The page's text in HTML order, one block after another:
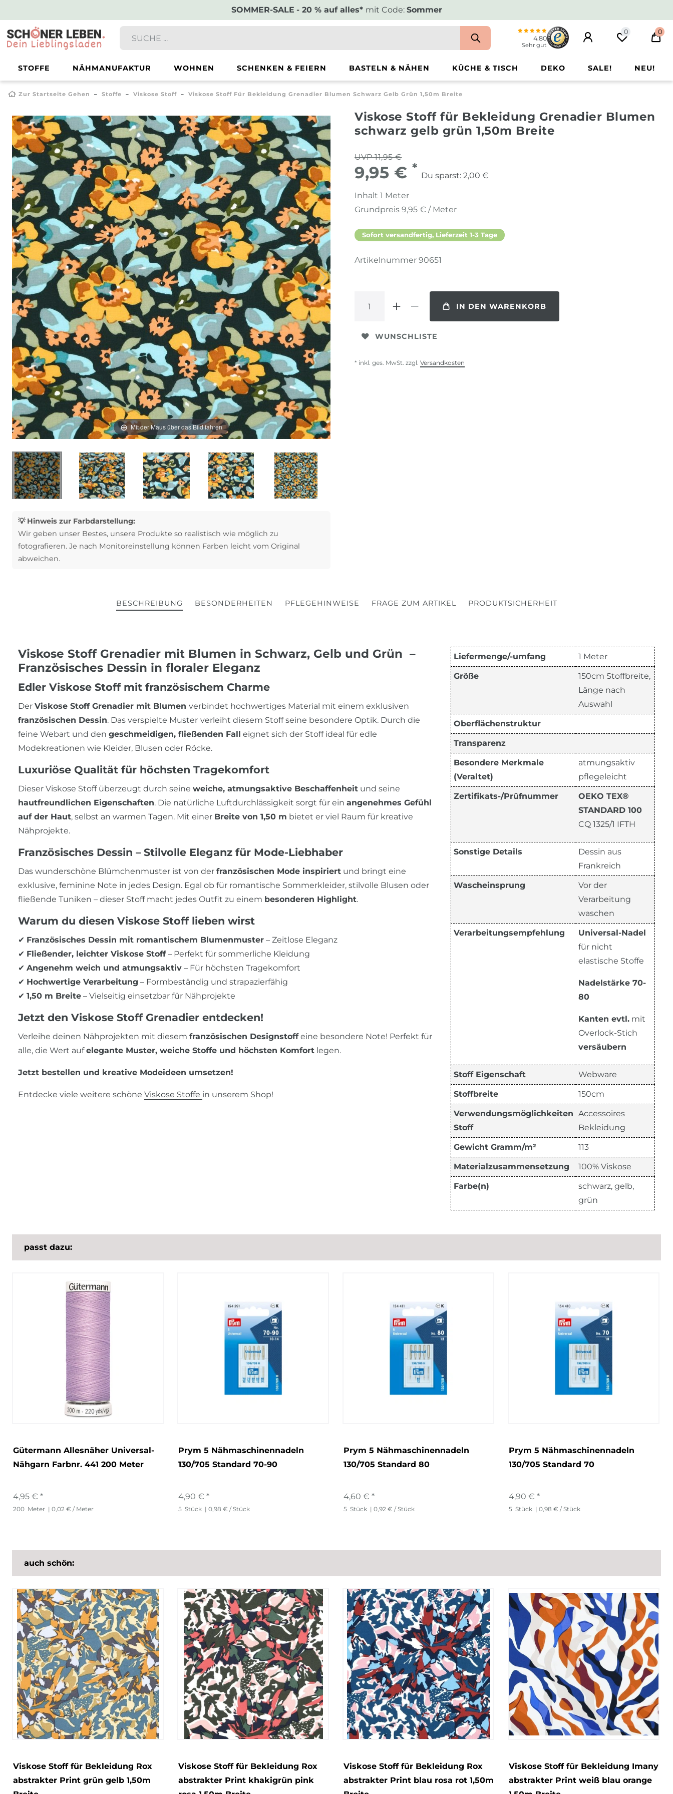
SOMMER-SALE - 20 % auf alles* mit Code: Sommer
4.80
Sehr gut
0 0
STOFFE NÄHMANUFAKTUR WOHNEN SCHENKEN & FEIERN BASTELN & NÄHEN KÜCHE & TISCH DEKO SALE! NEU!
Zur Startseite Gehen Stoffe Viskose Stoff Viskose Stoff Für Bekleidung Grenadier Blumen Schwarz Gelb Grün 1,50m Breite
Mit der Maus über das Bild fahren
💡 Hinweis zur Farbdarstellung:
Wir geben unser Bestes, unsere Produkte so realistisch wie möglich zu
fotografieren. Je nach Monitoreinstellung können Farben leicht vom Original
abweichen.
Viskose Stoff für Bekleidung Grenadier Blumen
schwarz gelb grün 1,50m Breite
UVP 11,95 €
9,95 € *
Du sparst: 2,00 €
Inhalt 1 Meter
Grundpreis 9,95 € / Meter
Sofort versandfertig, Lieferzeit 1-3 Tage
Artikelnummer 90651
IN DEN WARENKORB
WUNSCHLISTE
* inkl. ges. MwSt. zzgl. Versandkosten
BESCHREIBUNG BESONDERHEITEN PFLEGEHINWEISE FRAGE ZUM ARTIKEL PRODUKTSICHERHEIT
Viskose Stoff Grenadier mit Blumen in Schwarz, Gelb und Grün –
Französisches Dessin in floraler Eleganz
Edler Viskose Stoff mit französischem Charme
Der Viskose Stoff Grenadier mit Blumen verbindet hochwertiges Material mit einem exklusiven
französischen Dessin. Das verspielte Muster verleiht diesem Stoff seine besondere Optik. Durch die
feine Webart und den geschmeidigen, fließenden Fall
eignet sich der Stoff ideal für edle
Modekreationen wie Kleider, Blusen oder Röcke.
Luxuriöse Qualität für höchsten Tragekomfort
Dieser Viskose Stoff überzeugt durch seine weiche, atmungsaktive Beschaffenheit und seine
hautfreundlichen Eigenschaften. Die natürliche Luftdurchlässigkeit sorgt für ein angenehmes Gefühl
auf der Haut, selbst an warmen Tagen. Mit einer Breite von 1,50 m bietet er viel Raum für kreative
Nähprojekte.
Französisches Dessin – Stilvolle Eleganz für Mode-Liebhaber
Das wunderschöne Blümchenmuster ist von der französischen Mode inspiriert und bringt eine
exklusive, feminine Note in jedes Design. Egal ob für romantische Sommerkleider, stilvolle Blusen oder
fließende Tuniken – dieser Stoff macht jedes Outfit zu einem besonderen Highlight.
Warum du diesen Viskose Stoff lieben wirst
✔ Französisches Dessin mit romantischem Blumenmuster – Zeitlose Eleganz
✔ Fließender, leichter Viskose Stoff– Perfekt für sommerliche Kleidung
✔ Angenehm weich und atmungsaktiv – Für höchsten Tragekomfort
✔ Hochwertige Verarbeitung – Formbeständig und strapazierfähig
✔ 1,50 m Breite – Vielseitig einsetzbar für Nähprojekte
Jetzt den Viskose Stoff Grenadier entdecken!
Verleihe deinen Nähprojekten mit diesem französischen Designstoffeine besondere Note! Perfekt für
alle, die Wert aufelegante Muster, weiche Stoffe und höchsten Komfort legen.
Jetzt bestellen und kreative Modeideen umsetzen!
Entdecke viele weitere schöne Viskose Stoffe in unserem Shop!
Liefermenge/-umfang 1 Meter
Größe
150cm Stoffbreite,
Länge nach
Auswahl
Oberflächenstruktur
Transparenz
Besondere Merkmale
(Veraltet)
atmungsaktiv
pflegeleicht
Zertifikats-/Prüfnummer
OEKO TEX®
STANDARD 100
CQ 1325/1 IFTH
Sonstige Details
Dessin aus
Frankreich
Wascheinsprung
Vor der
Verarbeitung
waschen
Verarbeitungsempfehlung
Universal-Nadel
für nicht
elastische Stoffe
Nadelstärke 70-
80
Kanten evtl. mit
Overlock-Stich
versäubern
Stoff Eigenschaft Webware
Stoffbreite 150cm
Verwendungsmöglichkeiten
Stoff
Accessoires
Bekleidung
Gewicht Gramm/m² 113
Materialzusammensetzung 100% Viskose
Farbe(n)
schwarz, gelb,
grün
passt dazu:
Gütermann Allesnäher Universal-
Nähgarn Farbnr. 441 200 Meter
4,95 € *
200 Meter | 0,02 € / Meter
Prym 5 Nähmaschinennadeln
130/705 Standard 70-90
4,90 € *
5 Stück | 0,98 € / Stück
Prym 5 Nähmaschinennadeln
130/705 Standard 80
4,60 € *
5 Stück | 0,92 € / Stück
Prym 5 Nähmaschinennadeln
130/705 Standard 70
4,90 € *
5 Stück | 0,98 € / Stück
auch schön:
Viskose Stoff für Bekleidung Rox
abstrakter Print grün gelb 1,50m
Viskose Stoff für Bekleidung Rox
abstrakter Print khakigrün pink
Viskose Stoff für Bekleidung Rox
abstrakter Print blau rosa rot 1,50m
Viskose Stoff für Bekleidung Imany
abstrakter Print weiß blau orange